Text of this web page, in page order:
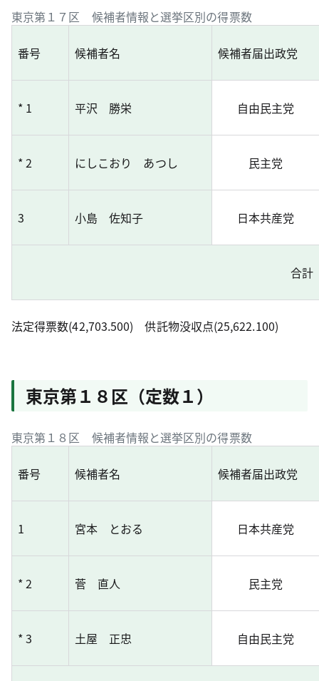
東京第１７区 候補者情報と選挙区別の得票数
番号 候補者名 候補者届出政党
* 1 平沢 勝栄 自由民主党
* 2 にしこおり あつし 民主党
3 小島 佐知子 日本共産党
合計
法定得票数(42,703.500) 供託物没収点(25,622.100)
東京第１８区（定数１）
東京第１８区 候補者情報と選挙区別の得票数
番号 候補者名 候補者届出政党
1 宮本 とおる 日本共産党
* 2 菅 直人 民主党
* 3 土屋 正忠 自由民主党